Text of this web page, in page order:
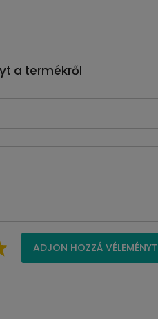
a termékről
ADJON HOZZÁ VÉLEMÉNYT